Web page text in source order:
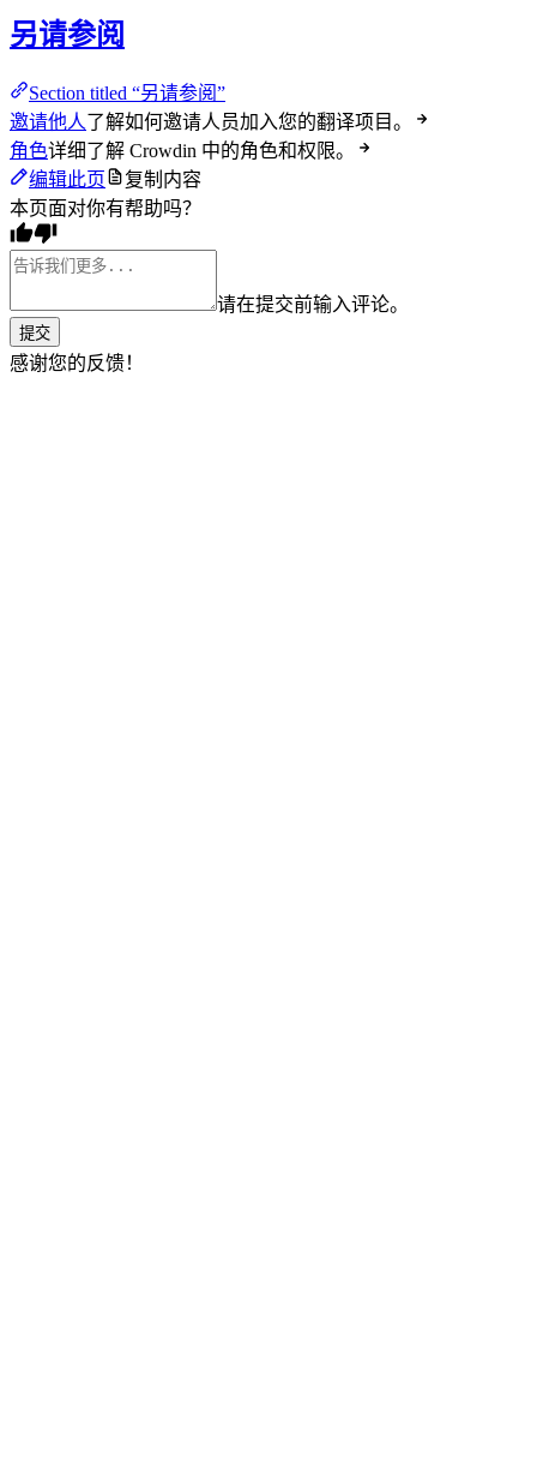
另请参阅
Section titled “另请参阅”
邀请他人了解如何邀请人员加入您的翻译项目。
角色详细了解 Crowdin 中的角色和权限。
编辑此页
复制内容
本页面对你有帮助吗？
请在提交前输入评论。
提交
感谢您的反馈！